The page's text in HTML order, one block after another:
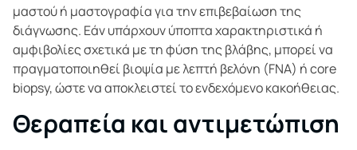
μαστού ή μαστογραφία για την επιβεβαίωση της
διάγνωσης. Εάν υπάρχουν ύποπτα χαρακτηριστικά ή
αμφιβολίες σχετικά με τη φύση της βλάβης, μπορεί να
πραγματοποιηθεί βιοψία με λεπτή βελόνη (FNA) ή core
biopsy, ώστε να αποκλειστεί το ενδεχόμενο κακοήθειας.
Θεραπεία και αντιμετώπιση